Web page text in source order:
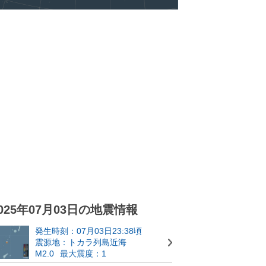
年07月03日の地震情報
発生時刻：07月03日23:38頃
震源地：トカラ列島近海
M2.0
最大震度：1